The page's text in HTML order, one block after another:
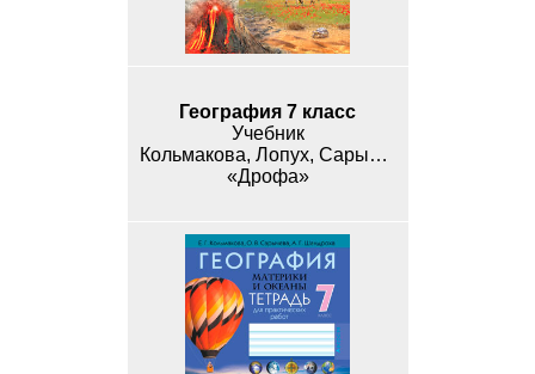
География 7 класс
Учебник
Кольмакова, Лопух, Сарычева
«Дрофа»